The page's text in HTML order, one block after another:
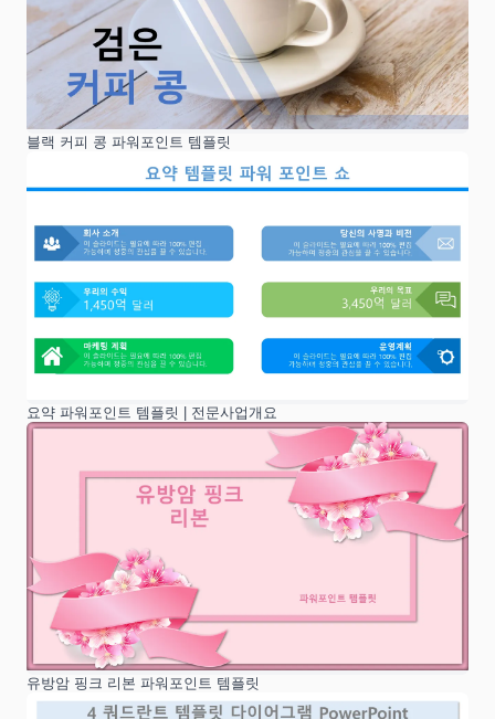
블랙 커피 콩 파워포인트 템플릿
요약 파워포인트 템플릿 | 전문사업개요
유방암 핑크 리본 파워포인트 템플릿